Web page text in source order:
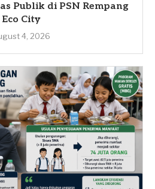
Publik di PSN Rempang
Eco City
4, 2026